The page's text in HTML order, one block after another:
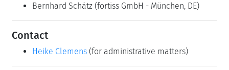
Bernhard Schätz (fortiss GmbH - München, DE)
Contact
Heike Clemens (for administrative matters)